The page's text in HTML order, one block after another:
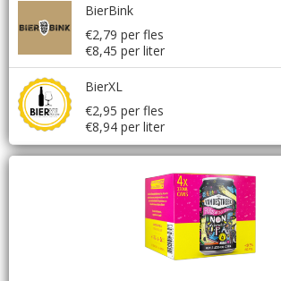
BierBink
€2,79 per fles
€8,45 per liter
BierXL
€2,95 per fles
€8,94 per liter